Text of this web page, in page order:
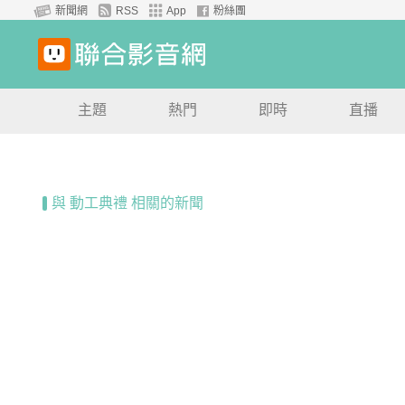
新聞網 RSS App 粉絲團
主題 熱門 即時 直播
與 動工典禮 相關的新聞